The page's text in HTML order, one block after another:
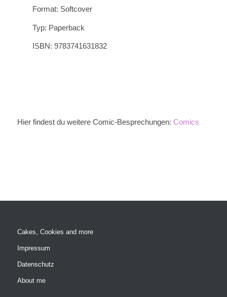
Format: Softcover
Typ: Paperback
ISBN: 9783741631832
Hier findest du weitere Comic-Besprechungen: Comics
Cakes, Cookies and more
Impressum
Datenschutz
About me